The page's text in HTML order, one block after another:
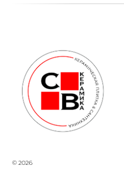
© 2026